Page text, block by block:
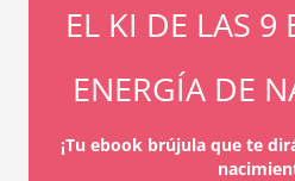
EL KI DE LAS 9
ENERGÍA DE
¡Tu ebook brújula que te